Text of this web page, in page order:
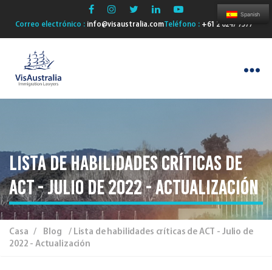
Correo electrónico : info@visaustralia.comTeléfono : +61 2 6247 7577
Lista de habilidades críticas de
ACT - Julio de 2022 - Actualización
Casa / Blog / Lista de habilidades críticas de ACT - Julio de
2022 - Actualización
Spanish